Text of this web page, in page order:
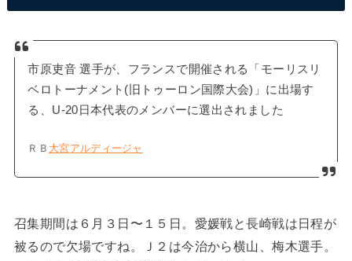
市原吏音 選手が、フランスで開催される「モーリスリ
ベロトーナメント(旧トゥーロン国際大会)」に出場す
る、U-20日本代表のメンバーに選出されました
ＲＢ 大宮アルディージャ
召集期間は６月３日〜１５日。愛媛戦と長崎戦は日程が
被るので欠場ですね。Ｊ２は今治から横山、梅木選手。